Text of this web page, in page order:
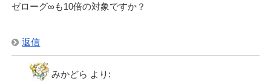
ゼローグ∞も10倍の対象ですか？
返信
みかどら より: